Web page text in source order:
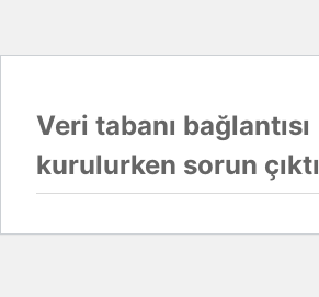
Veri tabanı bağlantısı
kurulurken sorun çıktı